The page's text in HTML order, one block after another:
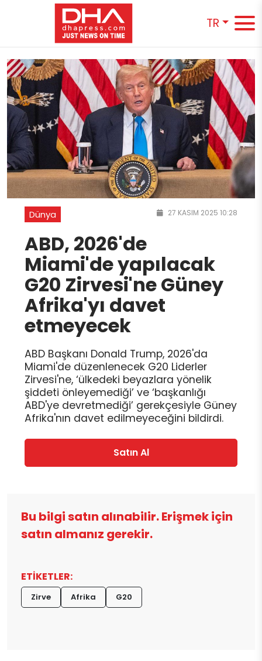
TR
Dünya 27 KASIM 2025 10:28
ABD, 2026'de
Miami'de yapılacak
G20 Zirvesi'ne Güney
Afrika'yı davet
etmeyecek
ABD Başkanı Donald Trump, 2026'da
Miami'de düzenlenecek G20 Liderler
Zirvesi'ne, ‘ülkedeki beyazlara yönelik
şiddeti önleyemediği’ ve ‘başkanlığı
ABD'ye devretmediği’ gerekçesiyle Güney
Afrika'nın davet edilmeyeceğini bildirdi.
Satın Al
Bu bilgi satın alınabilir. Erişmek için
satın almanız gerekir.
ETİKETLER:
Zirve Afrika G20